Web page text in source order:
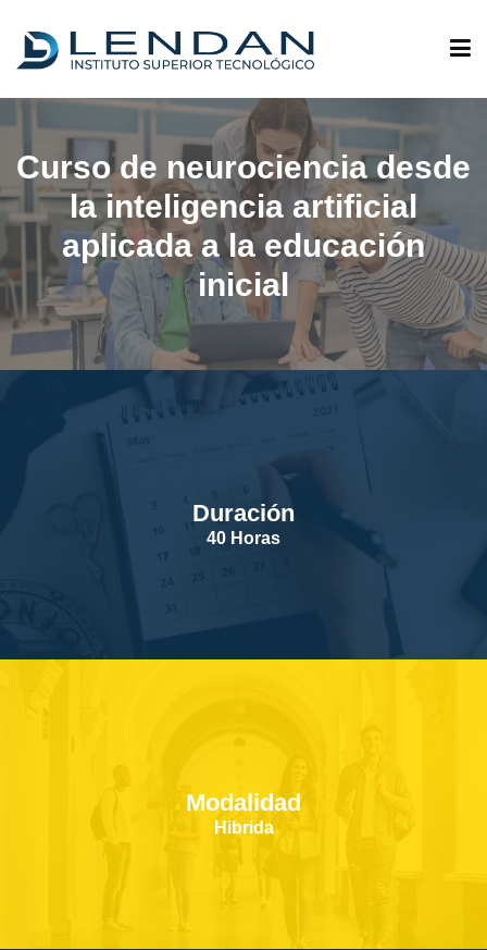
ADMISIONES
QUIÉNES SOMOS
OFERTA ACADÉMICA
INVESTIGACIÓN
Curso de neurociencia desde
la inteligencia artificial
aplicada a la educación
inicial
Duración
40 Horas
Modalidad
Hibrida